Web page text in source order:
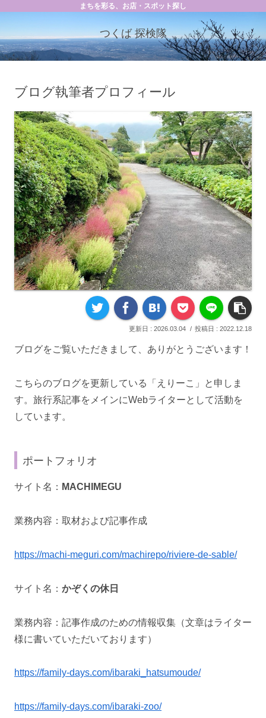
つくば 探検隊
まちを彩る、お店・スポット探し
ブログ執筆者プロフィール
2026.03.04 2022.12.18
ブログをご覧いただきまして、ありがとうございます！
こちらのブログを更新している「えりーこ」と申しま
す。旅行系記事をメインにWebライターとして活動を
しています。
ポートフォリオ
サイト名： MACHIMEGU
業務内容：取材および記事作成
https://machi-meguri.com/machirepo/riviere-de-sable/
サイト名： かぞくの休日
業務内容：記事作成のための情報収集（文章はライター
様に書いていただいております）
https://family-days.com/ibaraki_hatsumoude/
https://family-days.com/ibaraki-zoo/